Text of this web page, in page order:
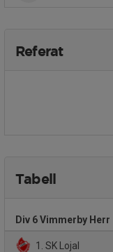
Referat
Tabell
Div 6 Vimmerby Herr
1. SK Lojal